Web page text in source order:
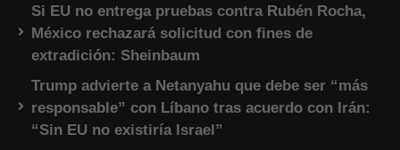
Si EU no entrega pruebas contra Rubén Rocha,
México rechazará solicitud con fines de
extradición: Sheinbaum
Trump advierte a Netanyahu que debe ser “más
responsable” con Líbano tras acuerdo con Irán:
“Sin EU no existiría Israel”